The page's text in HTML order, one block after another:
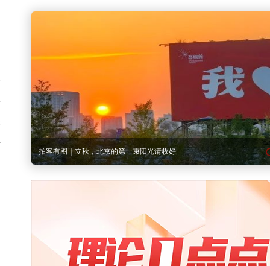
多图记录｜从北京亦庄到内蒙古巴林右旗，文艺志愿者“到人民中去”！